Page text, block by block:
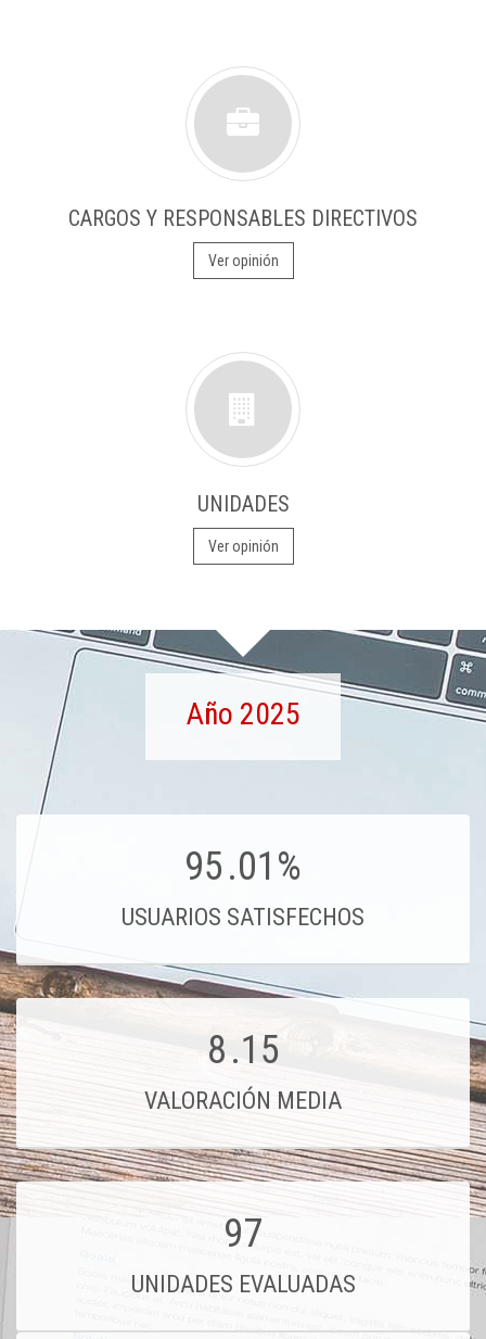
CARGOS Y RESPONSABLES DIRECTIVOS
Ver opinión
UNIDADES
Ver opinión
Año 2025
95.01%
USUARIOS SATISFECHOS
8.15
VALORACIÓN MEDIA
97
UNIDADES EVALUADAS